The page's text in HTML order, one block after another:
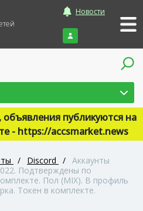
Новости
Войти
публикуются на
- https://accsmarket.news
/ Discord / Аккаунты
Подтверждены по
Пол (MIX). В профиль
Токен в комплекте.